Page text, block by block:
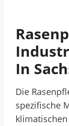
In
Die
spezifische